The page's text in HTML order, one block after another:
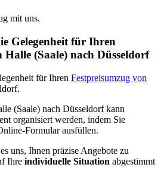
mit uns.
Gelegenheit für Ihren
Halle (Saale) nach Düsseldorf
für Ihren Festpreisumzug von
(Saale) nach Düsseldorf kann
organisiert werden, indem Sie
Formular ausfüllen.
uns, Ihnen präzise Angebote zu
Ihre individuelle Situation abgestimmt